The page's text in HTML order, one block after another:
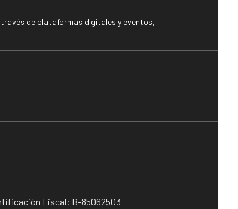
de plataformas digitales y eventos,
Fiscal: B-85062503